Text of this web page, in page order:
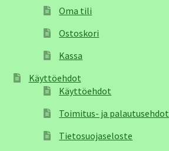
Oma tili
Ostoskori
Kassa
Käyttöehdot
Käyttöehdot
Toimitus- ja palautusehdot
Tietosuojaseloste